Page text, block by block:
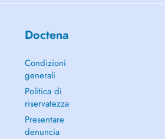
Doctena
Condizioni
generali
Politica di
riservatezza
Presentare
denuncia